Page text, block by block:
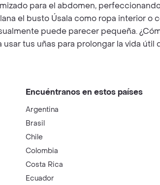
para el abdomen,
el busto Úsala como ropa interior
puede parecer pequeña.
tus uñas para prolongar la vida útil
Encuéntranos en estos países
Argentina
Brasil
Chile
Colombia
Costa Rica
Ecuador